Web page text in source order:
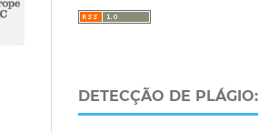
DETECÇÃO DE PLÁGIO: